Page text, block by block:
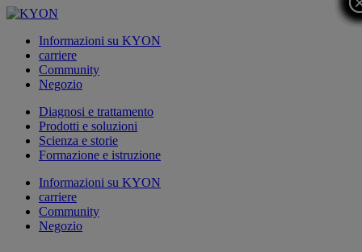
Informazioni su KYON
carriere
Community
Negozio
Diagnosi e trattamento
Prodotti e soluzioni
Scienza e storie
Formazione e istruzione
Informazioni su KYON
carriere
Community
Negozio